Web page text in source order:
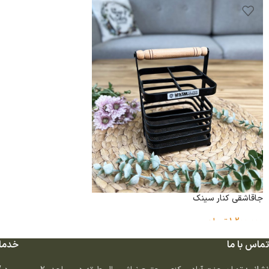
جاقاشقی کنار سینک
1,200,000تومان
تماس با ما